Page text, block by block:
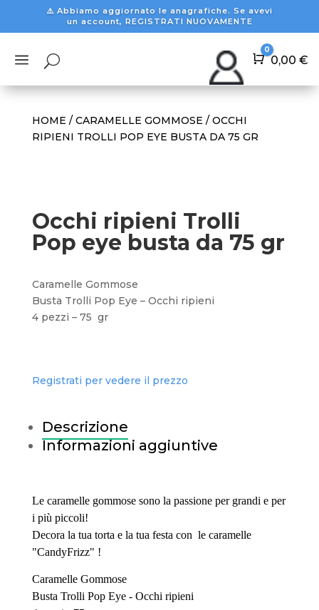
⚠️ Abbiamo aggiornato le anagrafiche. Se avevi
un account, REGISTRATI NUOVAMENTE
a U Carrello
0
0,00€
HOME / CARAMELLE GOMMOSE / OCCHI
RIPIENI TROLLI POP EYE BUSTA DA 75 GR
Occhi ripieni Trolli
Pop eye busta da 75 gr
Caramelle Gommose
Busta Trolli Pop Eye – Occhi ripieni
4 pezzi – 75 gr
Registrati per vedere il prezzo
Descrizione
Informazioni aggiuntive
Le caramelle gommose sono la passione per grandi e per
i più piccoli!
Decora la tua torta e la tua festa con le caramelle
"CandyFrizz" !
Caramelle Gommose
Busta Trolli Pop Eye - Occhi ripieni